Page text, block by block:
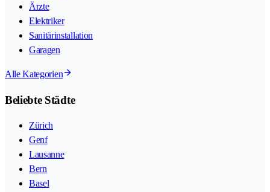
Ärzte
Elektriker
Sanitärinstallation
Garagen
Alle Kategorien
Beliebte Städte
Zürich
Genf
Lausanne
Bern
Basel